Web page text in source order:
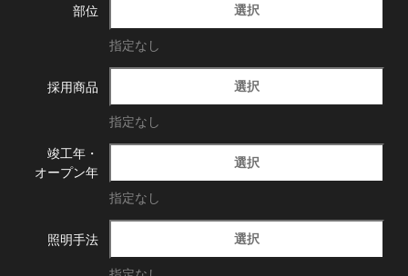
部位 選択
指定なし
採用商品 選択
指定なし
竣工年・
オープン年
選択
指定なし
照明手法 選択